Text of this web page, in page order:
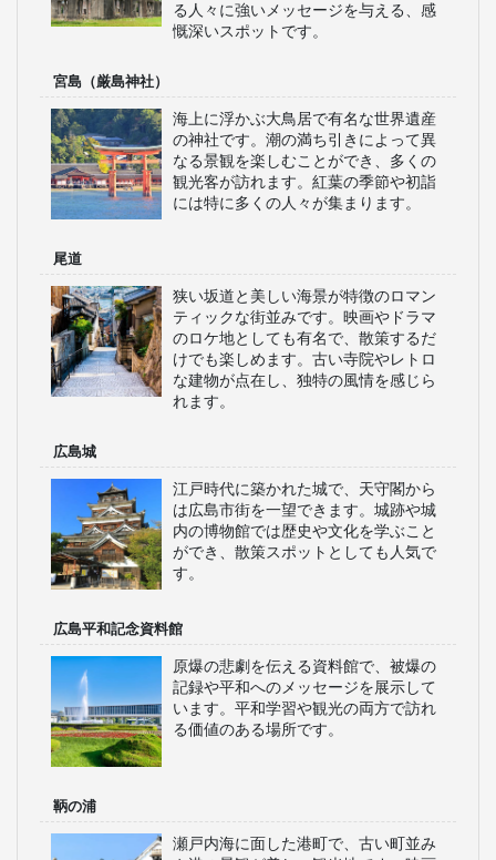
る人々に強いメッセージを与える、感
慨深いスポットです。
宮島（厳島神社）
海上に浮かぶ大鳥居で有名な世界遺産
の神社です。潮の満ち引きによって異
なる景観を楽しむことができ、多くの
観光客が訪れます。紅葉の季節や初詣
には特に多くの人々が集まります。
尾道
狭い坂道と美しい海景が特徴のロマン
ティックな街並みです。映画やドラマ
のロケ地としても有名で、散策するだ
けでも楽しめます。古い寺院やレトロ
な建物が点在し、独特の風情を感じら
れます。
広島城
江戸時代に築かれた城で、天守閣から
は広島市街を一望できます。城跡や城
内の博物館では歴史や文化を学ぶこと
ができ、散策スポットとしても人気で
す。
広島平和記念資料館
原爆の悲劇を伝える資料館で、被爆の
記録や平和へのメッセージを展示して
います。平和学習や観光の両方で訪れ
る価値のある場所です。
鞆の浦
瀬戸内海に面した港町で、古い町並み